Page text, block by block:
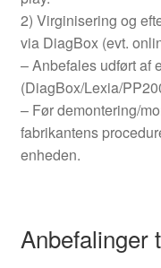
2) Virginisering og
via DiagBox (evt.
– Anbefales udført af
(DiagBox/Lexia/
– Før demontering/
fabrikantens
enheden.
Anbefalinger